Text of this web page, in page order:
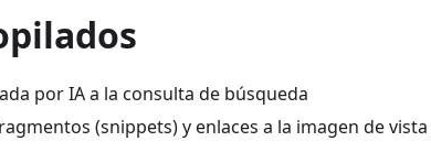
por IA a la consulta de búsqueda
(snippets) y enlaces a la imagen de